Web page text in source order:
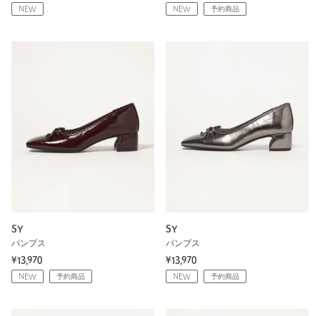
NEW NEW 予約商品
SY
パンプス
¥13,970
NEW 予約商品
SY
パンプス
¥13,970
NEW 予約商品